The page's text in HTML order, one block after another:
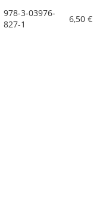
978-3-03976-
827-1
6,50 €